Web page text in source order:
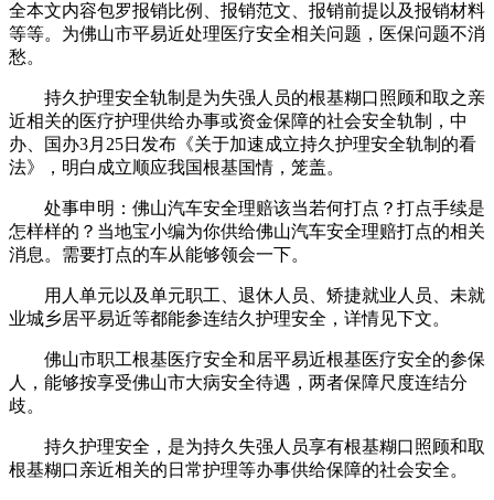
全本文内容包罗报销比例、报销范文、报销前提以及报销材料
等等。为佛山市平易近处理医疗安全相关问题，医保问题不消
愁。
持久护理安全轨制是为失强人员的根基糊口照顾和取之亲
近相关的医疗护理供给办事或资金保障的社会安全轨制，中
办、国办3月25日发布《关于加速成立持久护理安全轨制的看
法》，明白成立顺应我国根基国情，笼盖。
处事申明：佛山汽车安全理赔该当若何打点？打点手续是
怎样样的？当地宝小编为你供给佛山汽车安全理赔打点的相关
消息。需要打点的车从能够领会一下。
用人单元以及单元职工、退休人员、矫捷就业人员、未就
业城乡居平易近等都能参连结久护理安全，详情见下文。
佛山市职工根基医疗安全和居平易近根基医疗安全的参保
人，能够按享受佛山市大病安全待遇，两者保障尺度连结分
歧。
持久护理安全，是为持久失强人员享有根基糊口照顾和取
根基糊口亲近相关的日常护理等办事供给保障的社会安全。